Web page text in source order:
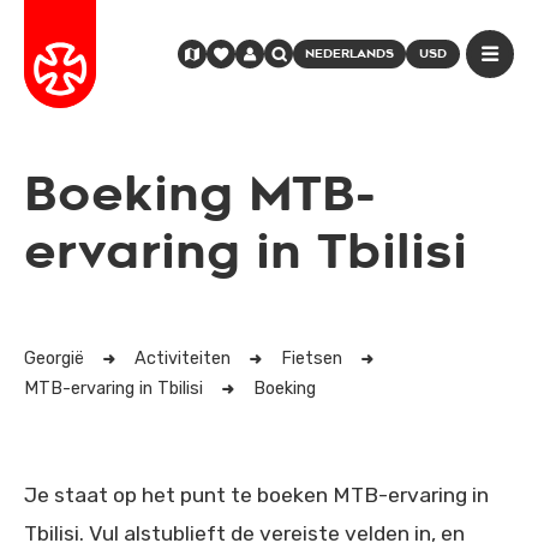
NEDERLANDS USD
Boeking MTB-
ervaring in Tbilisi
Georgië Activiteiten
Fietsen
MTB-ervaring in Tbilisi
Boeking
Je staat op het punt te boeken MTB-ervaring in
Tbilisi. Vul alstublieft de vereiste velden in, en